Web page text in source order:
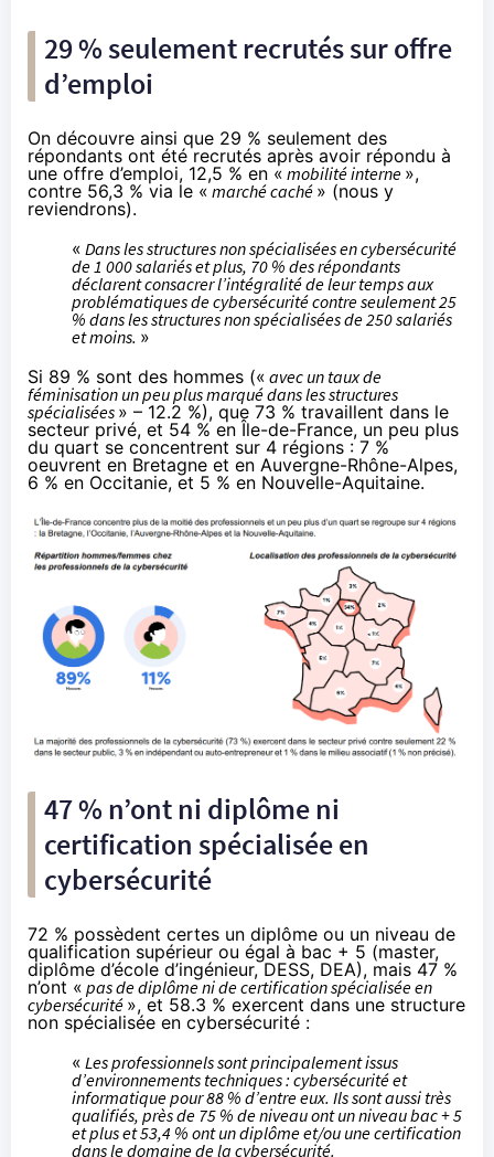
29 % seulement recrutés sur offre
d’emploi
On découvre ainsi que 29 % seulement des
répondants ont été recrutés après avoir répondu à
une offre d’emploi, 12,5 % en « mobilité interne »,
contre 56,3 % via le «marché caché » (nous y
reviendrons).
« Dans les structures non spécialisées en cybersécurité
de 1 000 salariés et plus, 70 % des répondants
déclarent consacrer l’intégralité de leur temps aux
problématiques de cybersécurité contre seulement 25
% dans les structures non spécialisées de 250 salariés
et moins. »
Si 89 % sont des hommes (« avec un taux de
féminisation un peu plus marqué dans les structures
spécialisées » – 12.2 %), que 73 % travaillent dans le
secteur privé, et 54 % en Île-de-France, un peu plus
du quart se concentrent sur 4 régions : 7 %
oeuvrent en Bretagne et en Auvergne-Rhône-Alpes,
6 % en Occitanie, et 5 % en Nouvelle-Aquitaine.
47 % n’ont ni diplôme ni
certification spécialisée en
cybersécurité
72 % possèdent certes un diplôme ou un niveau de
qualification supérieur ou égal à bac + 5 (master,
diplôme d’école d’ingénieur, DESS, DEA), mais 47 %
n’ont « pas de diplôme ni de certification spécialisée en
cybersécurité », et 58.3 % exercent dans une structure
non spécialisée en cybersécurité :
« Les professionnels sont principalement issus
d’environnements techniques : cybersécurité et
informatique pour 88 % d’entre eux. Ils sont aussi très
qualifiés, près de 75 % de niveau ont un niveau bac + 5
et plus et 53,4 % ont un diplôme et/ou une certification
dans le domaine de la cybersécurité.